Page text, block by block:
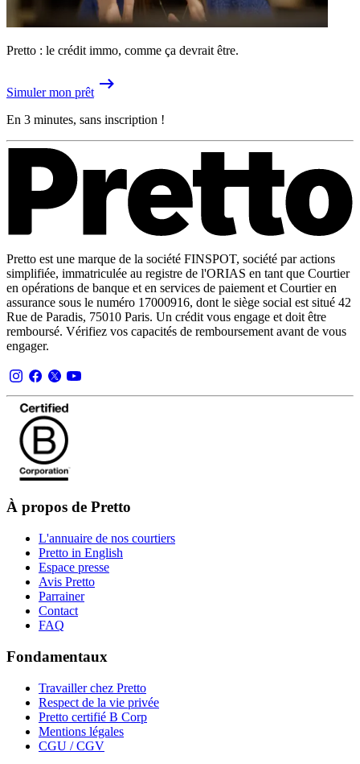
Pretto : le crédit immo, comme ça devrait être.
Simuler mon prêt
En 3 minutes, sans inscription !
Pretto est une marque de la société FINSPOT, société par actions
simplifiée, immatriculée au registre de l'ORIAS en tant que Courtier
en opérations de banque et en services de paiement et Courtier en
assurance sous le numéro 17000916, dont le siège social est situé 42
Rue de Paradis, 75010 Paris. Un crédit vous engage et doit être
remboursé. Vérifiez vos capacités de remboursement avant de vous
engager.
À propos de Pretto
L'annuaire de nos courtiers
Pretto in English
Espace presse
Avis Pretto
Parrainer
Contact
FAQ
Fondamentaux
Travailler chez Pretto
Respect de la vie privée
Pretto certifié B Corp
Mentions légales
CGU / CGV